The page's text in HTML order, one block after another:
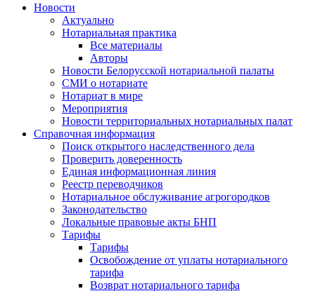
Новости
Актуально
Нотариальная практика
Все материалы
Авторы
Новости Белорусской нотариальной палаты
СМИ о нотариате
Нотариат в мире
Мероприятия
Новости территориальных нотариальных палат
Справочная информация
Поиск открытого наследственного дела
Проверить доверенность
Единая информационная линия
Реестр переводчиков
Нотариальное обслуживание агрогородков
Законодательство
Локальные правовые акты БНП
Тарифы
Тарифы
Освобождение от уплаты нотариального
тарифа
Возврат нотариального тарифа